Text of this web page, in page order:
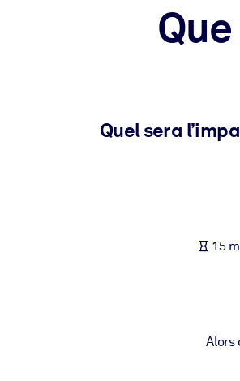
Intégrez des connaissances vérifiées et
Enrichissez votre bibliothèque
Quel sera
15
Alors